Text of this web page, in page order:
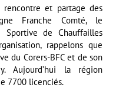
et partage des
Franche Comté, le
de Chauffailles
rappelons que
du Corers-BFC et de son
Aujourd’hui la région
7700 licenciés.